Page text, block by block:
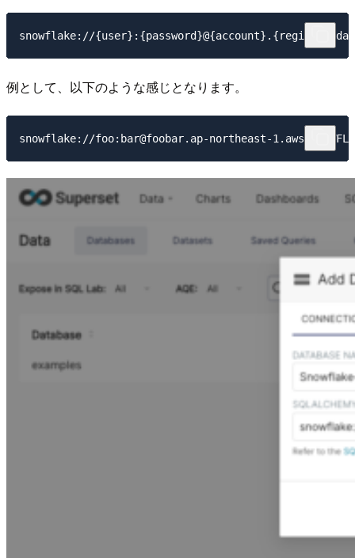
例として、以下のような感じとなります。